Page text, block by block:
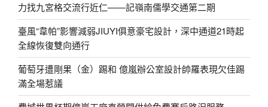
力找九宮格交流行近仁——記嶺南儒學交通第二期
臺風“韋帕”影響減弱JIUYI俱意豪宅設計，深中通道21時起
全線恢復雙向通行
葡萄牙遭剛果（金）踢和 億嵐辦公室設計帥羅表現欠佳踢
滿全場惹議